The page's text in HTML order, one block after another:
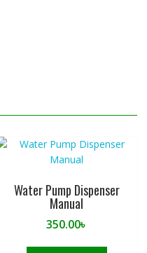
Water Pump Dispenser
Manual
350.00৳